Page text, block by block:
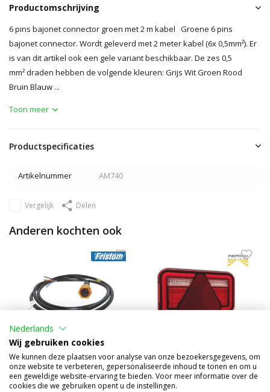
Productomschrijving
6 pins bajonet connector groen met 2 m kabel Groene 6 pins
bajonet connector. Wordt geleverd met 2 meter kabel (6x 0,5mm²). Er
is van dit artikel ook een gele variant beschikbaar. De zes 0,5
mm² draden hebben de volgende kleuren: Grijs Wit Groen Rood
Bruin Blauw ...
Toon meer
Productspecificaties
Artikelnummer AM740
Vergelijk Delen
Anderen kochten ook
6 pins bajonet connector
geel
MultiLed IV Achterlicht 5
functies reflector li...
Nederlands
Wij gebruiken cookies
We kunnen deze plaatsen voor analyse van onze bezoekersgegevens, om
onze website te verbeteren, gepersonaliseerde inhoud te tonen en om u
een geweldige website-ervaring te bieden. Voor meer informatie over de
cookies die we gebruiken opent u de instellingen.